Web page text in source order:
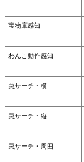
宝物庫感知
わんこ動作感知
罠サーチ・横
罠サーチ・縦
罠サーチ・周囲